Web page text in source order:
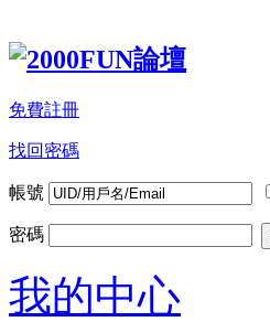
免費註冊
找回密碼
帳號
密碼
我的中心